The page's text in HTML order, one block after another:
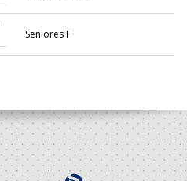
Seniores F
Dirigente Nac.
Seniores F